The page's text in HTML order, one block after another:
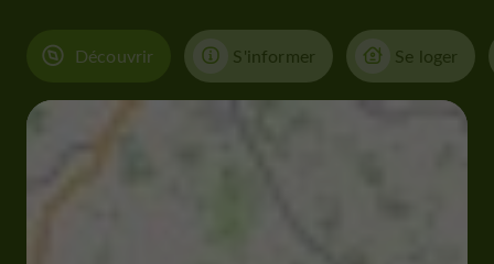
Découvrir S'informer Se loger